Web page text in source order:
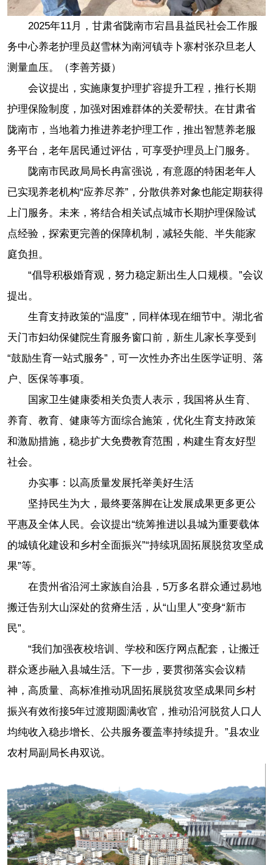
2025年11月，甘肃省陇南市宕昌县益民社会工作服
务中心养老护理员赵雪林为南河镇寺卜寨村张尕旦老人
测量血压。（李善芳摄）
会议提出，实施康复护理扩容提升工程，推行长期
护理保险制度，加强对困难群体的关爱帮扶。在甘肃省
陇南市，当地着力推进养老护理工作，推出智慧养老服
务平台，老年居民通过评估，可享受护理员上门服务。
陇南市民政局局长冉富强说，有意愿的特困老年人
已实现养老机构“应养尽养”，分散供养对象也能定期获得
上门服务。未来，将结合相关试点城市长期护理保险试
点经验，探索更完善的保障机制，减轻失能、半失能家
庭负担。
“倡导积极婚育观，努力稳定新出生人口规模。”会议
提出。
生育支持政策的“温度”，同样体现在细节中。湖北省
天门市妇幼保健院生育服务窗口前，新生儿家长享受到
“鼓励生育一站式服务”，可一次性办齐出生医学证明、落
户、医保等事项。
国家卫生健康委相关负责人表示，我国将从生育、
养育、教育、健康等方面综合施策，优化生育支持政策
和激励措施，稳步扩大免费教育范围，构建生育友好型
社会。
办实事：以高质量发展托举美好生活
坚持民生为大，最终要落脚在让发展成果更多更公
平惠及全体人民。会议提出“统筹推进以县城为重要载体
的城镇化建设和乡村全面振兴”“持续巩固拓展脱贫攻坚成
果”等。
在贵州省沿河土家族自治县，5万多名群众通过易地
搬迁告别大山深处的贫瘠生活，从“山里人”变身“新市
民”。
“我们加强夜校培训、学校和医疗网点配套，让搬迁
群众逐步融入县城生活。下一步，要贯彻落实会议精
神，高质量、高标准推动巩固拓展脱贫攻坚成果同乡村
振兴有效衔接5年过渡期圆满收官，推动沿河脱贫人口人
均纯收入稳步增长、公共服务覆盖率持续提升。”县农业
农村局副局长冉双说。